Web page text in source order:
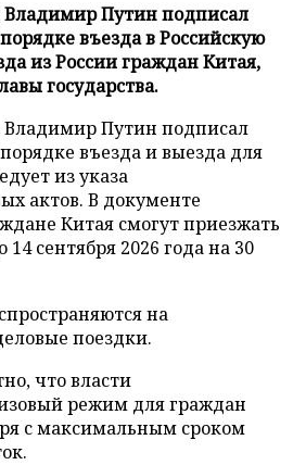
Владимир Путин подписал
въезда в Российскую
из России граждан Китая,
государства.
Владимир Путин подписал
въезда и выезда для
из указа
актов. В документе
Китая смогут приезжать
14 сентября 2026 года на 30
на
поездки.
что власти
режим для граждан
с максимальным сроком